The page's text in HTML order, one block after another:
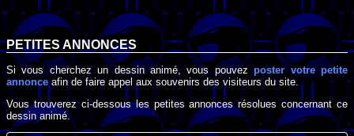
PETITES ANNONCES
Si vous cherchez un dessin animé, vous pouvezposter votre petite
annonceafin de faire appel aux souvenirs des visiteurs du site.
Vous trouverez ci-dessous les petites annonces résolues concernant ce
dessin animé.